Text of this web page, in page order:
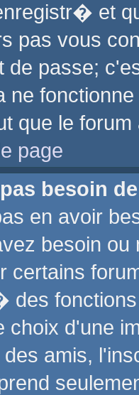
et
pas vous
de passe;
que le
page
besoin
en avoir
besoin ou
certains
fonctions
d'une
amis,